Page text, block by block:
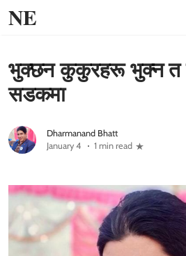
NE
भुक्छन कुकुरहरू भुक्न त
सडकमा
Dharmanand Bhatt
January 4
1 min read